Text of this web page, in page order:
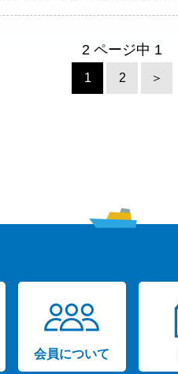
2 ページ中 1
1 2 ＞
会員について